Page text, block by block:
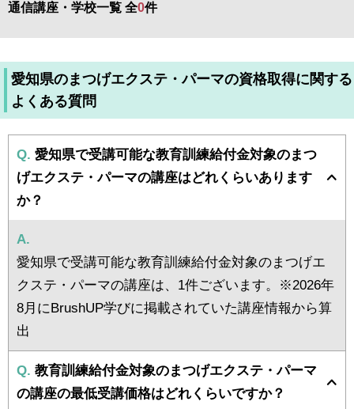
通信講座・学校一覧 全0件
愛知県のまつげエクステ・パーマの資格取得に関する
よくある質問
Q. 愛知県で受講可能な教育訓練給付金対象のまつ
げエクステ・パーマの講座はどれくらいあります
か？
A.
愛知県で受講可能な教育訓練給付金対象のまつげエ
クステ・パーマの講座は、1件ございます。※2026年
8月にBrushUP学びに掲載されていた講座情報から算
出
Q. 教育訓練給付金対象のまつげエクステ・パーマ
の講座の最低受講価格はどれくらいですか？